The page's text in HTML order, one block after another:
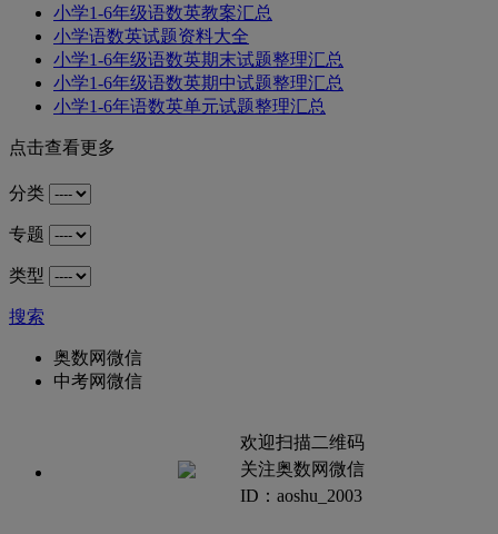
小学1-6年级语数英教案汇总
小学语数英试题资料大全
小学1-6年级语数英期末试题整理汇总
小学1-6年级语数英期中试题整理汇总
小学1-6年语数英单元试题整理汇总
点击查看更多
分类
专题
类型
搜索
奥数网微信
中考网微信
欢迎扫描二维码
关注奥数网微信
ID：aoshu_2003